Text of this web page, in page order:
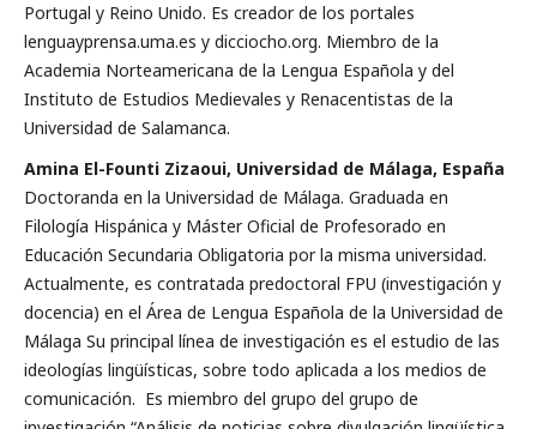
Portugal y Reino Unido. Es creador de los portales
lenguayprensa.uma.es y dicciocho.org. Miembro de la
Academia Norteamericana de la Lengua Española y del
Instituto de Estudios Medievales y Renacentistas de la
Universidad de Salamanca.
Amina El-Founti Zizaoui, Universidad de Málaga, España
Doctoranda en la Universidad de Málaga. Graduada en
Filología Hispánica y Máster Oficial de Profesorado en
Educación Secundaria Obligatoria por la misma universidad.
Actualmente, es contratada predoctoral FPU (investigación y
docencia) en el Área de Lengua Española de la Universidad de
Málaga Su principal línea de investigación es el estudio de las
ideologías lingüísticas, sobre todo aplicada a los medios de
comunicación. Es miembro del grupo del grupo de